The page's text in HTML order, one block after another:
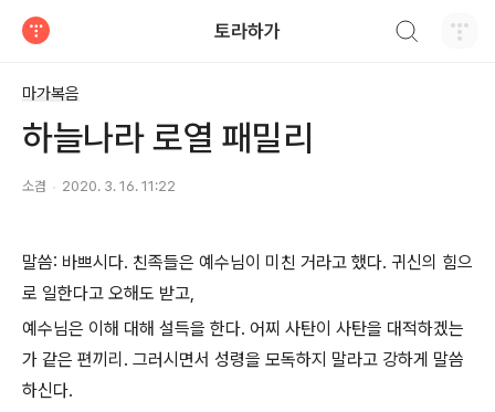
토라하가
마가복음
하늘나라 로열 패밀리
소겸 2020. 3. 16. 11:22
말씀: 바쁘시다. 친족들은 예수님이 미친 거라고 했다. 귀신의 힘으
로 일한다고 오해도 받고,
예수님은 이해 대해 설득을 한다. 어찌 사탄이 사탄을 대적하겠는
가 같은 편끼리. 그러시면서 성령을 모독하지 말라고 강하게 말씀
하신다.